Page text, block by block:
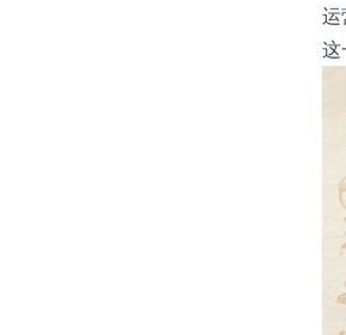
运
这